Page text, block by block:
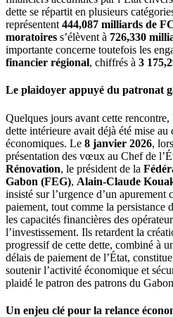
dette se répartit en plusieurs
représentent 444,087 milliards de
moratoires s’élèvent à 726,330
importante concerne toutefois les
financier régional, chiffrés à 3
Le plaidoyer appuyé du patronat
Quelques jours avant cette
dette intérieure avait déjà été mise au
économiques. Le 8 janvier 2026,
présentation des vœux au Chef de
Rénovation, le président de la
Gabon (FEG), Alain-Claude
insisté sur l’urgence d’un apurement
paiement, tout comme la persistance
les capacités financières des
l’investissement. Ils retardent la
progressif de cette dette, combiné à
délais de paiement de l’État,
soutenir l’activité économique et
plaidé le patron des patrons du
Un enjeu clé pour la relance